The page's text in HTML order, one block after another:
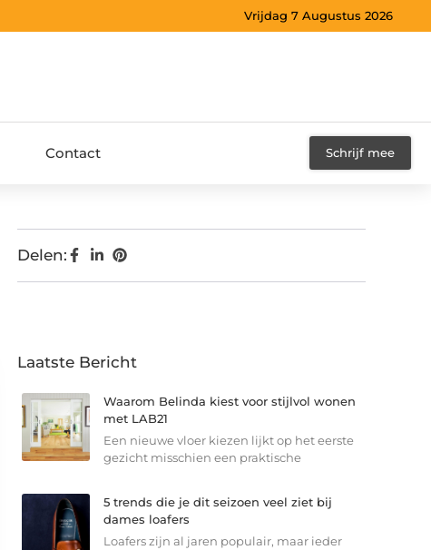
Vrijdag 7 Augustus 2026
Contact Schrijf mee
Delen:
Laatste Bericht
Waarom Belinda kiest voor stijlvol wonen
met LAB21
Een nieuwe vloer kiezen lijkt op het eerste
gezicht misschien een praktische
5 trends die je dit seizoen veel ziet bij
dames loafers
Loafers zijn al jaren populair, maar ieder